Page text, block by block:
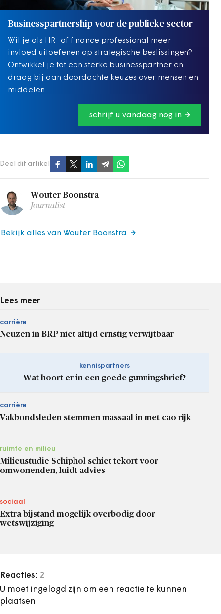
Businesspartnership voor de publieke sector
Wil je als HR- of finance professional meer
invloed uitoefenen op strategische beslissingen?
Ontwikkel je tot een sterke businesspartner en
draag bij aan doordachte keuzes over mensen en
middelen.
schrijf u vandaag nog in
Deel dit artikel
Wouter Boonstra
Journalist
Bekijk alles van Wouter Boonstra
Lees meer
carrière
Neuzen in BRP niet altijd ernstig verwijtbaar
kennispartners
Wat hoort er in een goede gunningsbrief?
carrière
Vakbondsleden stemmen massaal in met cao rijk
ruimte en milieu
Milieustudie Schiphol schiet tekort voor
omwonenden, luidt advies
sociaal
Extra bijstand mogelijk overbodig door
wetswijziging
Reacties: 2
U moet ingelogd zijn om een reactie te kunnen
plaatsen.